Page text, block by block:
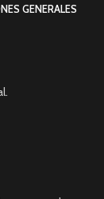
GENERALES